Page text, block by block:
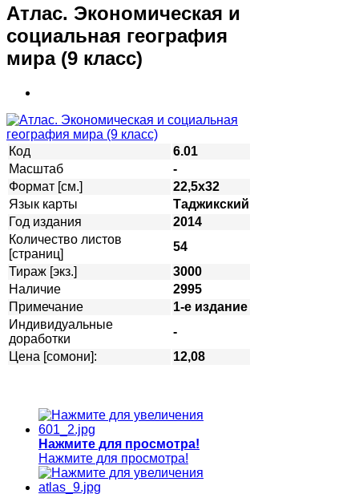
Атлас. Экономическая и
социальная география
мира (9 класс)
Код
6.01
Масштаб
-
Формат [см.]
22,5х32
Язык карты
Таджикский
Год издания
2014
Количество листов
[страниц]
54
Тираж [экз.]
3000
Наличие
2995
Примечание
1-е издание
Индивидуальные
доработки
-
Цена [сомони]:
12,08
Нажмите для просмотра!
Нажмите для просмотра!